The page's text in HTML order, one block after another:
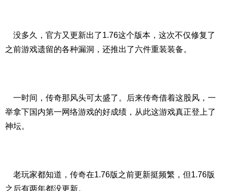
没多久，官方又更新出了1.76这个版本，这次不仅修复了
之前游戏遗留的各种漏洞，还推出了六件重装装备。
一时间，传奇那风头可太盛了。后来传奇借着这股风，一
举拿下国内第一网络游戏的好成绩，从此这游戏真正登上了
神坛。
老玩家都知道，传奇在1.76版之前更新挺频繁，但1.76版
之后有两年都没更新。